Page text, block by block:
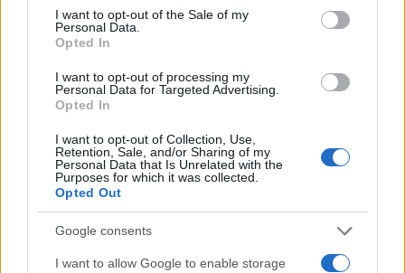
consent section.
I want to opt-out of the Sale of my
Personal Data.
Opted In
I want to opt-out of processing my
Personal Data for Targeted Advertising.
Opted In
I want to opt-out of Collection, Use,
Retention, Sale, and/or Sharing of my
Personal Data that Is Unrelated with the
Purposes for which it was collected.
Opted Out
Google consents
I want to allow Google to enable storage
Λένα Παπαληγούρα για τον σύζυγό της, Άκη
Πάντο: «Ο γάμος μας είναι πολύ καλύτερος απ’
ό,τι είχα φανταστεί»
08.08.2026